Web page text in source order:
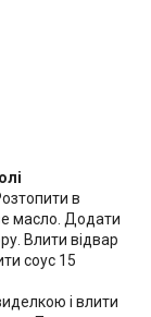
в
масло. Додати
Влити відвар
соус 15
і влити